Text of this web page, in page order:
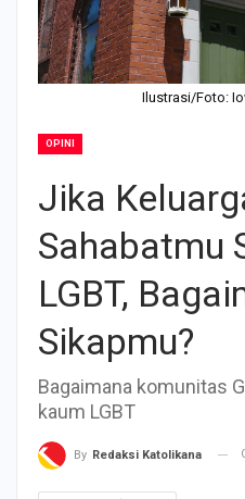
Ilustrasi/Foto:
OPINI
Jika
Sahabatmu
LGBT,
Sikapmu?
Bagaimana komunitas
kaum LGBT
By Redaksi Katolikana